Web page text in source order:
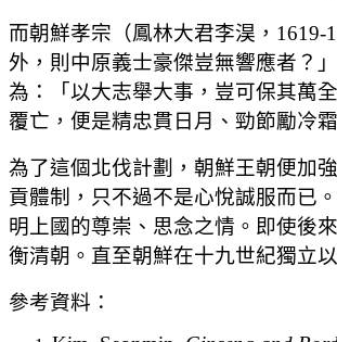
而朝鮮孝宗（鳳林大君李淏，
外，則中原義士豪傑豈無響應者？
為：「以大志舉大事，豈可保其萬
覆亡，便是精忠貫日月、勁節勵冷
為了這個北伐計劃，朝鮮王朝便加
貢體制，只不過不是心悅誠服而已
明上國的尊崇、思念之情。即使後
衡清朝。直至朝鮮在十九世紀獨立
參考資料：